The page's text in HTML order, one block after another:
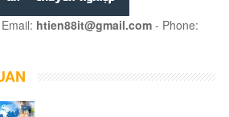
htien88it@gmail.com - Phone: